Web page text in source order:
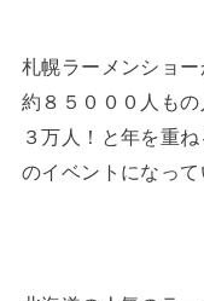
札幌ラーメンショ
約８５０００人も
３万人！と年を重
のイベントになって